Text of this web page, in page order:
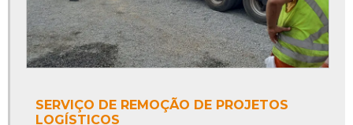
SERVIÇO DE REMOÇÃO DE PROJETOS
LOGÍSTICOS